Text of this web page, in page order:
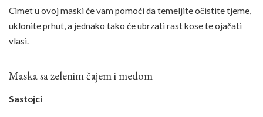
Cimet u ovoj maski će vam pomoći da temeljite očistite tjeme,
uklonite prhut, a jednako tako će ubrzati rast kose te ojačati
vlasi.
Maska sa zelenim čajem i medom
Sastojci